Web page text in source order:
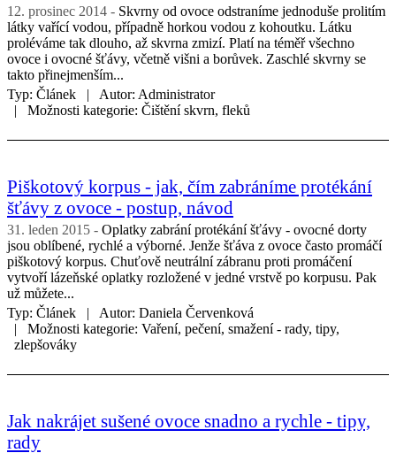
12. prosinec 2014
Skvrny od ovoce odstraníme jednoduše prolitím
látky vařící vodou, případně horkou vodou z kohoutku. Látku
proléváme tak dlouho, až skvrna zmizí. Platí na téměř všechno
ovoce i ovocné šťávy, včetně višni a borůvek. Zaschlé skvrny se
takto přinejmenším...
Typ: Článek Autor: Administrator
Možnosti kategorie: Čištění skvrn, fleků
Piškotový korpus - jak, čím zabráníme protékání
šťávy z ovoce - postup, návod
31. leden 2015
Oplatky zabrání protékání šťávy - ovocné dorty
jsou oblíbené, rychlé a výborné. Jenže šťáva z ovoce často promáčí
piškotový korpus. Chuťově neutrální zábranu proti promáčení
vytvoří lázeňské oplatky rozložené v jedné vrstvě po korpusu. Pak
už můžete...
Typ: Článek Autor: Daniela Červenková
Možnosti kategorie: Vaření, pečení, smažení - rady, tipy,
zlepšováky
Jak nakrájet sušené ovoce snadno a rychle - tipy,
rady